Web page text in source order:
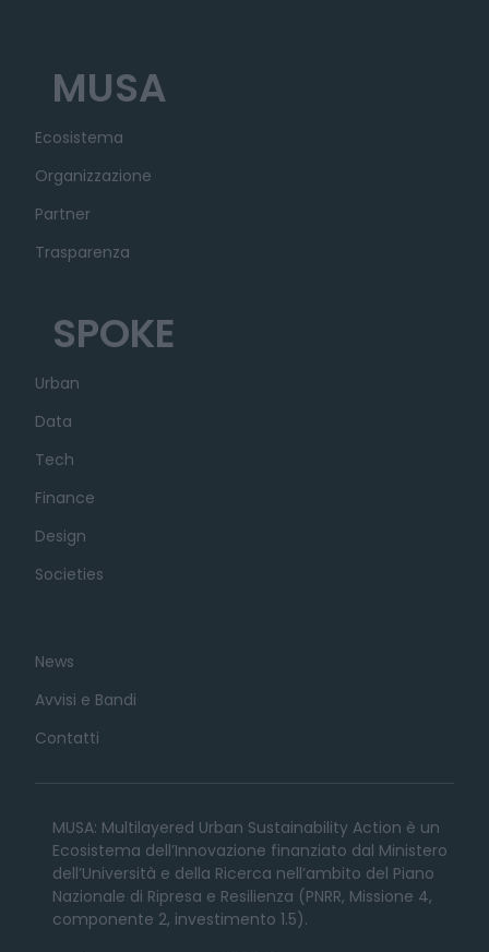
MUSA
Ecosistema
Organizzazione
Partner
Trasparenza
SPOKE
Urban
Data
Tech
Finance
Design
Societies
News
Avvisi e Bandi
Contatti
MUSA: Multilayered Urban Sustainability Action è un
Ecosistema dell’Innovazione finanziato dal Ministero
dell’Università e della Ricerca nell’ambito del Piano
Nazionale di Ripresa e Resilienza (PNRR, Missione 4,
componente 2, investimento 1.5).